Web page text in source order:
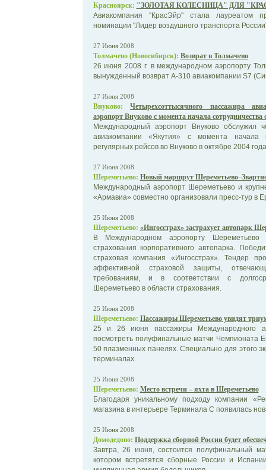
Красноярск: "ЗОЛОТАЯ КОЛЕСНИЦА" ДЛЯ
Авиакомпания "КрасЭйр" стала лауреатом
номинации "Лидер воздушного транспорта
27 Июня 2008
Толмачево (Новосибирск): Возврат в Толмачево
26 июня 2008 г. в международном аэропорту
вынужденный возврат А-310 авиакомпании S7
27 Июня 2008
Внуково:
Четырехсоттысячного пассажира
аэропорт Внуково с момента начала сотрудничества
Международный аэропорт Внуково обслужил
авиакомпании «Якутия» с момента начала
регулярных рейсов во Внуково в октябре 2004
27 Июня 2008
Шереметьево: Новый маршрут
Международный аэропорт Шереметьево и
«Армавиа» совместно организовали пресс-тур в
25 Июня 2008
Шереметьево: «Ингосстрах» застрахует автопарк
В Международном аэропорту
страхования корпоративного автопарка.
страховая компания «Ингосстрах». Тендер
эффективной страховой защиты,
требованиям, и в соответствии с
Шереметьево в области страхования.
25 Июня 2008
Шереметьево: Пассажиры Шереметьево увидят
25 и 26 июня пассажиры Международного
посмотреть полуфинальные матчи Чемпионата
50 плазменных панелях. Специально для этого
терминалах.
25 Июня 2008
Шереметьево: Место встречи – яхта в Шереметьево
Благодаря уникальному подходу компании
магазина в интерьере Терминала С появилась
25 Июня 2008
Домодедово: Поддержка сборной России будет
Завтра, 26 июня, состоится полуфинальный
котором встретятся сборные России и